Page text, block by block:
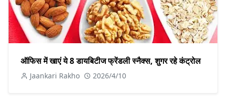
ऑफिस में खाएं ये 8 डायबिटीज फ्रेंडली स्नैक्स, शुगर रहे कंट्रोल
Jaankari Rakho 2026/4/10